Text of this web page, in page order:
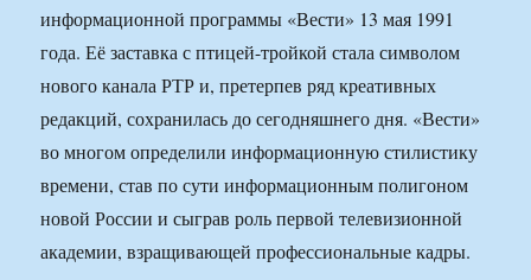
информационной программы «Вести» 13 мая 1991
года. Её заставка с птицей-тройкой стала символом
нового канала РТР и, претерпев ряд креативных
редакций, сохранилась до сегодняшнего дня. «Вести»
во многом определили информационную стилистику
времени, став по сути информационным полигоном
новой России и сыграв роль первой телевизионной
академии, взращивающей профессиональные кадры.